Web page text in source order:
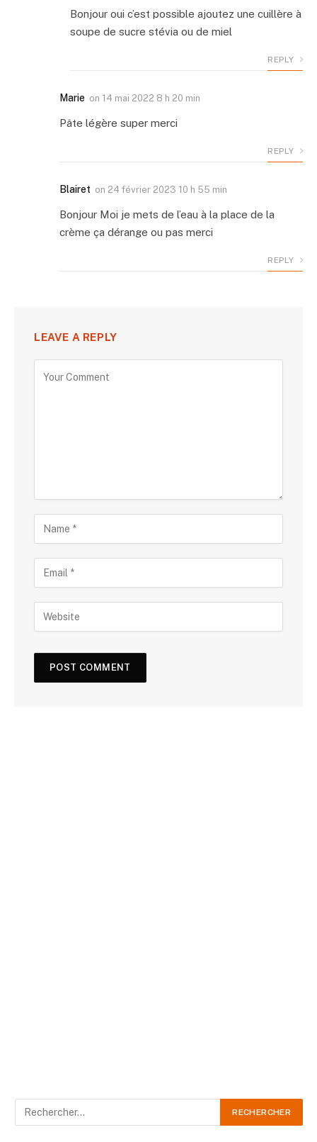
Bonjour oui c’est possible ajoutez une cuillère à
soupe de sucre stévia ou de miel
REPLY
Marie on 14 mai 2022 8 h 20 min
Pâte légère super merci
REPLY
Blairet on 24 février 2023 10 h 55 min
Bonjour Moi je mets de l’eau à la place de la
crème ça dérange ou pas merci
REPLY
LEAVE A REPLY